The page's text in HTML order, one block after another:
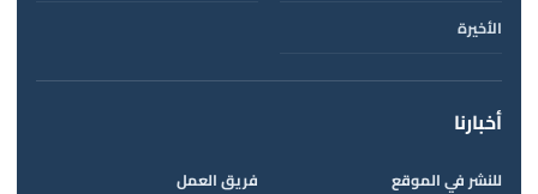
الأخيرة
أخبارنا
للنشر في الموقع فريق العمل